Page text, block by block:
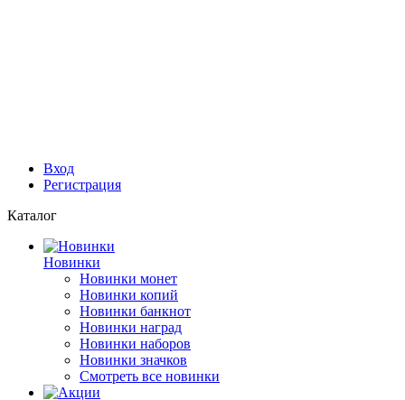
Вход
Регистрация
Каталог
Новинки
Новинки монет
Новинки копий
Новинки банкнот
Новинки наград
Новинки наборов
Новинки значков
Смотреть все новинки